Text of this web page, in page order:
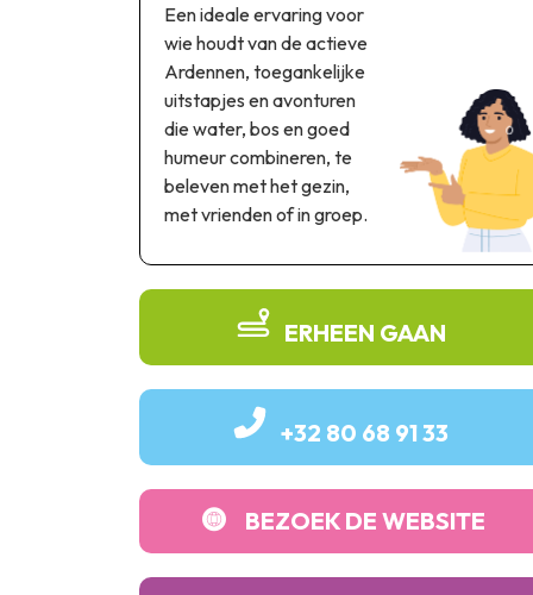
Een ideale ervaring voor
wie houdt van de actieve
Ardennen, toegankelijke
uitstapjes en avonturen
die water, bos en goed
humeur combineren, te
beleven met het gezin,
met vrienden of in groep.
ERHEEN GAAN
+32 80 68 91 33
BEZOEK DE WEBSITE